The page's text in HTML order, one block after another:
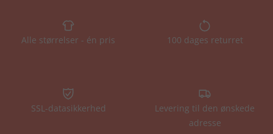
Alle størrelser - én pris 100 dages returret
SSL-datasikkerhed
Levering til den ønskede
adresse